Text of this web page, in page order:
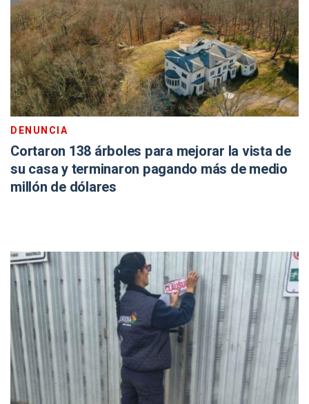
DENUNCIA
Cortaron 138 árboles para mejorar la vista de
su casa y terminaron pagando más de medio
millón de dólares